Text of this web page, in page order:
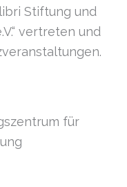
Stiftung und
vertreten und
für